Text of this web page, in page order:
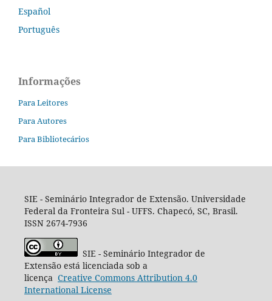
Español
Português
Informações
Para Leitores
Para Autores
Para Bibliotecários
SIE - Seminário Integrador de Extensão. Universidade
Federal da Fronteira Sul - UFFS. Chapecó, SC, Brasil.
ISSN 2674-7936
SIE - Seminário Integrador de
Extensão está licenciada sob a
licença Creative CommonsAttribution 4.0
International License